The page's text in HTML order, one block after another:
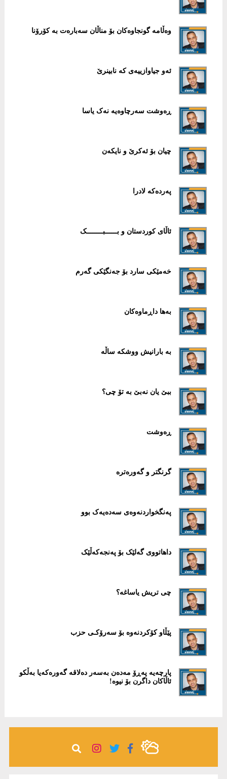
وەڵامە گونجاوەکان بۆ مناڵان سەبارەت بە کۆرۆنا
ئەو جیاوازییەی کە نابینرێ
ڕەوشت سەرچاوەیە نەک یاسا
چیان بۆ ئەکرێ و نایکەن
پەردەکە لادرا
ئاڵای کوردستان و بــــــبــــــــک
خەمێکی سارد بۆ جەنگێكی گەرم
بەها داڕماوەکان
بە بارانیش ووشکە ساڵە
ببێ یان نەبێ بە تۆ چی؟
ڕەوشت
گرنگتر و گەورەترە
پەنگخواردنەوەی سەدەیەک بوو
داهاتووی گەلێک بۆ پەنجەکەڵێک
چی تریش یاساغە؟
پێڵاو کۆکردنەوە بۆ سەرۆکـی حزب ​
پارچەیە پەڕۆ مەدەن بەسەر دەلاقە گەورەکەیا بەڵکو
ئاڵاکان داگرن بۆ نیوە!